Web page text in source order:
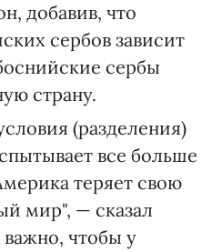
добавив, что
сербов зависит
сербы
страну.
(разделения)
все больше
теряет свою
мир", — сказал
чтобы у